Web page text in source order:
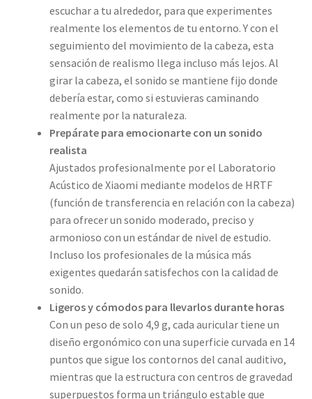
escuchar a tu alrededor, para que experimentes
realmente los elementos de tu entorno. Y con el
seguimiento del movimiento de la cabeza, esta
sensación de realismo llega incluso más lejos. Al
girar la cabeza, el sonido se mantiene fijo donde
debería estar, como si estuvieras caminando
realmente por la naturaleza.
Prepárate para emocionarte con un sonido
realista
Ajustados profesionalmente por el Laboratorio
Acústico de Xiaomi mediante modelos de HRTF
(función de transferencia en relación con la cabeza)
para ofrecer un sonido moderado, preciso y
armonioso con un estándar de nivel de estudio.
Incluso los profesionales de la música más
exigentes quedarán satisfechos con la calidad de
sonido.
Ligeros y cómodos para llevarlos durante horas
Con un peso de solo 4,9 g, cada auricular tiene un
diseño ergonómico con una superficie curvada en 14
puntos que sigue los contornos del canal auditivo,
mientras que la estructura con centros de gravedad
superpuestos forma un triángulo estable que